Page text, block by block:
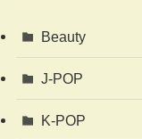
Beauty
J-POP
K-POP